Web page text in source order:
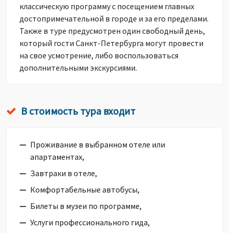
классическую программу с посещением главных
достопримечательной в городе и за его пределами.
Также в туре предусмотрен один свободный день,
который гости Санкт-Петербурга могут провести
на свое усмотрение, либо воспользоваться
дополнительными экскурсиями.
В стоимость тура входит
Проживание в выбранном отеле или
апартаментах,
Завтраки в отеле,
Комфортабельные автобусы,
Билеты в музеи по программе,
Услуги профессионального гида,